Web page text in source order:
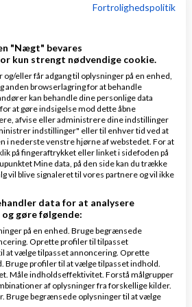
om Div.
11.199 visninger|
af Susan Kaae Jeg har
siden 2000 og med online
i stillinger med titler som
CPO, Sales Director,
Læs mere
Fortrolighedspolitik
"Nægt" bevares
kun strengt nødvendige cookie.
eller får adgang til oplysninger på en enhed,
anden browserlagring for at behandle
kan behandle dine personlige data
at gøre indsigelse mod dette åbne
afvise eller administrere dine indstillinger
indstillinger" eller til enhver tid ved at
i nederste venstre hjørne af webstedet. For at
på fingeraftrykket eller linket i sidefoden på
Mine data, på den side kan du trække
vil blive signaleret til vores partnere og vil ikke
data for at analysere
og gøre følgende:
på en enhed. Bruge begrænsede
Oprette profiler til tilpasset
at vælge tilpasset annoncering. Oprette
Bruge profiler til at vælge tilpasset indhold.
Måle indholdseffektivitet. Forstå målgrupper
af oplysninger fra forskellige kilder.
Bruge begrænsede oplysninger til at vælge